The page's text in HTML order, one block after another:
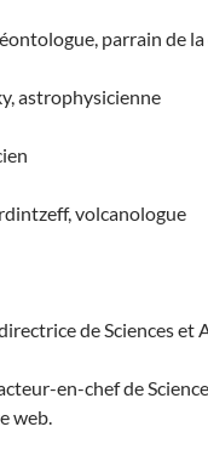
parrain de
astrophysicienne
volcanologue
de Sciences et
en-chef de
web.